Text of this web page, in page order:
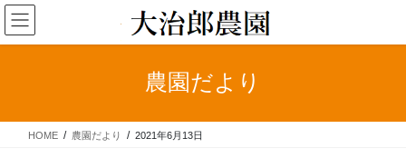
コ
ン
テ
ス
ナ
ビ
ゲ
ン
農園だより
HOME 農園だより 2021年6月13日